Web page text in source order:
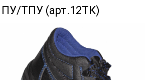
ТПУ (арт.12ТК)